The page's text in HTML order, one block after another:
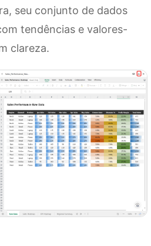
seu conjunto de dados
tendências e valores-
clareza.